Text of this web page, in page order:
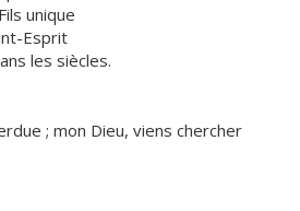
unique
Esprit
les siècles.
; mon Dieu, viens chercher